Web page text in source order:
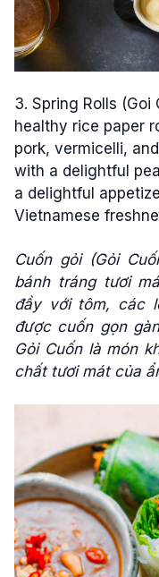
3. Spring Rolls (Goi
healthy rice paper
pork, vermicelli,
with a delightful
a delightful
Vietnamese
Cuốn gỏi (Gỏi
bánh tráng tươi
đầy với tôm, các
được cuốn gọn
Gỏi Cuốn là món
chất tươi mát của